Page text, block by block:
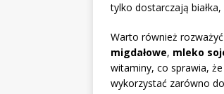
tylko dostarczają
Warto również
migdałowe, mleko
witaminy, co sprawia,
wykorzystać zarówno